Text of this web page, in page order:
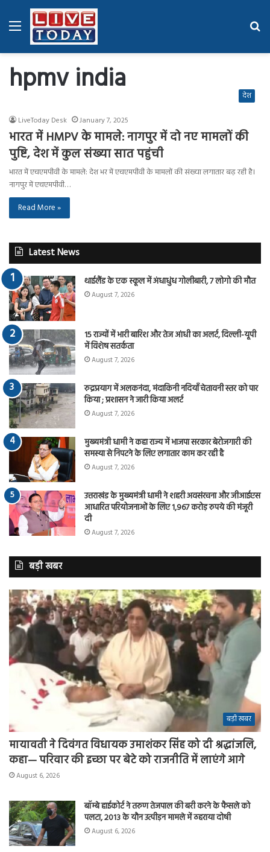
Menu
hpmv india देश
LiveToday Desk January 7, 2025
भारत में HMPV के मामले: नागपुर में दो नए मामलों की
पुष्टि, देश में कुल संख्या सात पहुंची
भारत में एचएमपीवी के मामले: देश भर में एचएमपीवी के मामलों की संख्या लगातार बढ़ रही है।
नागपुर में एचएमपीवी…
Read More »
Latest News
थाईलैंड के एक स्कूल में अंधाधुंध गोलीबारी, 7 लोगो की मौत
August 7, 2026
15 राज्यों में भारी बारिश और तेज आंधी का अलर्ट, दिल्ली-यूपी
में विशेष सतर्कता
August 7, 2026
रुद्रप्रयाग में अलकनंदा, मंदाकिनी नदियाँ चेतावनी स्तर को पार
किया ; प्रशासन ने जारी किया अलर्ट
August 7, 2026
मुख्यमंत्री धामी ने कहा राज्य में भाजपा सरकार बेरोजगारी की
समस्या से निपटने के लिए लगातार काम कर रही है
August 7, 2026
उत्तराखंड के मुख्यमंत्री धामी ने शहरी अवसंरचना और जीआईएस
आधारित परियोजनाओं के लिए 1,967 करोड़ रुपये की मंजूरी
दी
August 7, 2026
बड़ी खबर
बड़ी खबर
मायावती ने दिवंगत विधायक उमाशंकर सिंह को दी श्रद्धांजलि,
कहा— परिवार की इच्छा पर बेटे को राजनीति में लाएंगे आगे
August 6, 2026
बॉम्बे हाईकोर्ट ने तरुण तेजपाल की बरी करने के फैसले को
पलटा, 2013 के यौन उत्पीड़न मामले में ठहराया दोषी
August 6, 2026